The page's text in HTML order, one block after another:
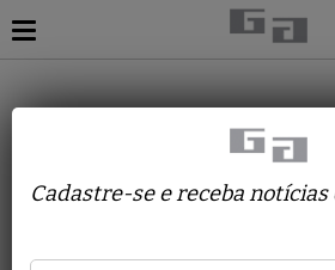
NANCY
Abstrato em
Cadastre-se e receba